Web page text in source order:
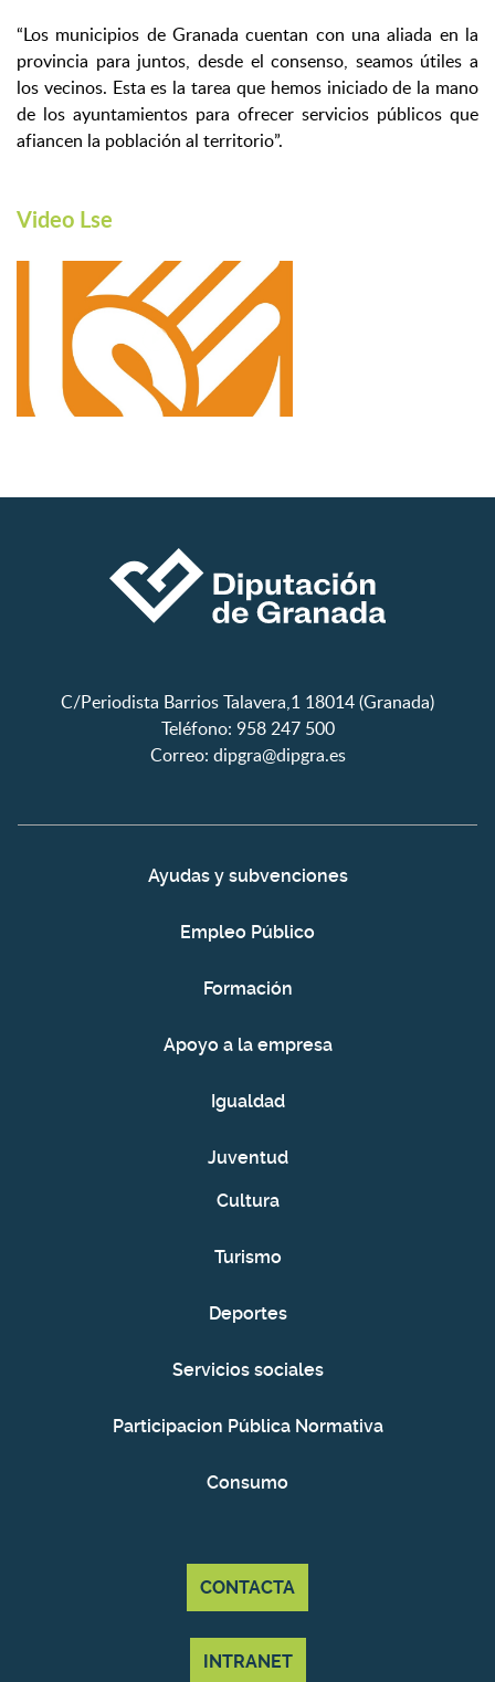
“Los municipios de Granada cuentan con una aliada en la
provincia para juntos, desde el consenso, seamos útiles a
los vecinos. Esta es la tarea que hemos iniciado de la mano
de los ayuntamientos para ofrecer servicios públicos que
afiancen la población al territorio”.
Video Lse
C/Periodista Barrios Talavera,1 18014 (Granada)
Teléfono: 958 247 500
Correo: dipgra@dipgra.es
Ayudas y subvenciones
Empleo Público
Formación
Apoyo a la empresa
Igualdad
Juventud
Cultura
Turismo
Deportes
Servicios sociales
Participacion Pública Normativa
Consumo
CONTACTA
INTRANET